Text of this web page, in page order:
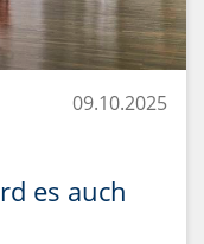
09.10.2025
es auch